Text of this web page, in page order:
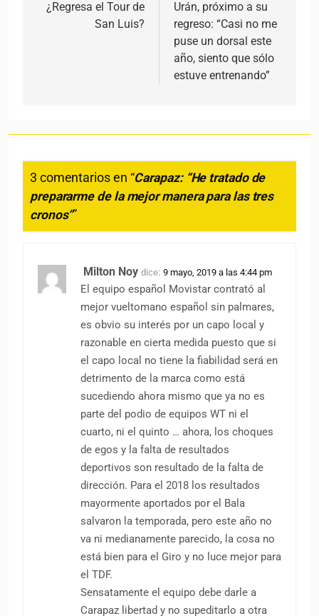
salvaron la temporada, pero este año no
va ni medianamente parecido, la cosa no
está bien para el Giro y no luce mejor para
Sensatamente el equipo debe darle a
el resto del equipo que se vuelque a
perdido su oportunidad de lucimiento
personal, ni el vasco se podrá quejar del
apoyo de su equipo. Ojala Mikel corra el
mamado como para pensar en la Vuelta a
España dejando de lado el TDF, para haber
si el equipo recompone el camino en lo
que queda del 2019 y por fin este
supergallo con palmares de pollito, hace y
deja hacer. porque como dicen: este ni
raja ni presta el hacha ni empuja ni se
hace a un lado.
Cargando...
Ary Llanten dice:
10 mayo, 2019 a las 1:04 am
“sensatamente” es lógico su
planteamiento
Cargando...
Rodolfo Santillan dice:
10 mayo, 2019 a las 3:35 pm